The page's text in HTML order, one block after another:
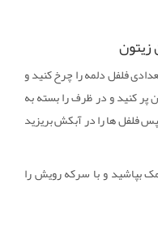
زیتون
فلفل دلمه را چرخ کنید و
پر کنید و در ظرف را بسته به
سپس فلفل ها را در آبکش بریزید
بپاشید و با سرکه رویش را